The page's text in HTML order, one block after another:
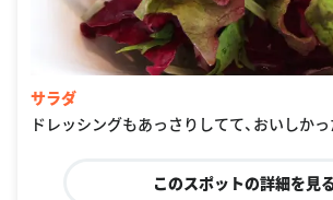
サラダ
ドレッシングもあっさりしてて、おいしか
このスポットの詳細を見